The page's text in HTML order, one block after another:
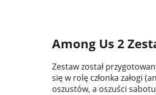
Among Us 2
Zestaw został
się w rolę członka załogi
oszustów, a oszuści